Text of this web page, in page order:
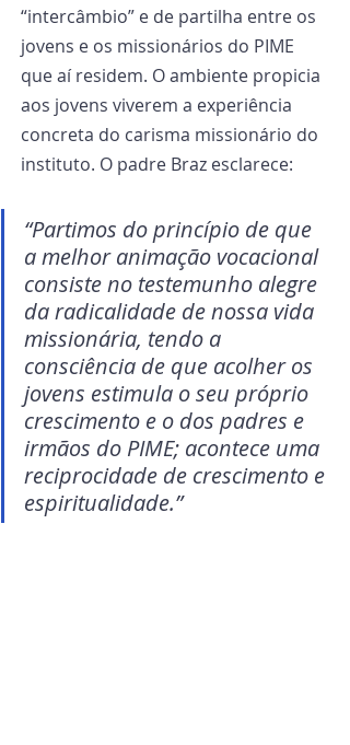
“intercâmbio” e de partilha entre os
jovens e os missionários do PIME
que aí residem. O ambiente propicia
aos jovens viverem a experiência
concreta do carisma missionário do
instituto. O padre Braz esclarece:
“Partimos do princípio de que
a melhor animação vocacional
consiste no testemunho alegre
da radicalidade de nossa vida
missionária, tendo a
consciência de que acolher os
jovens estimula o seu próprio
crescimento e o dos padres e
irmãos do PIME; acontece uma
reciprocidade de crescimento e
espiritualidade.”